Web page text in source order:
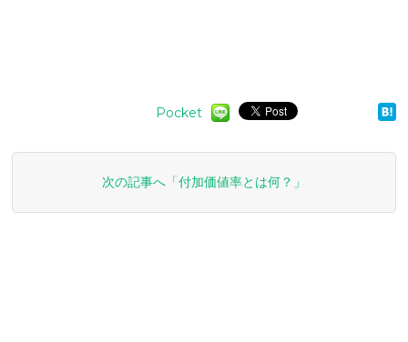
Pocket
次の記事へ「付加価値率とは何？」